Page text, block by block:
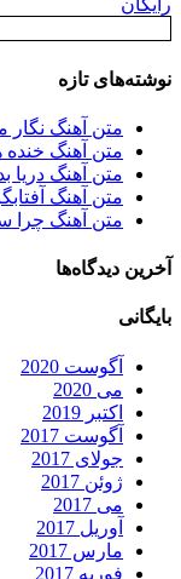
رایگان
نوشته‌های تازه
متن آهنگ نگار
متن آهنگ خنده
متن آهنگ دریا
متن آهنگ
متن آهنگ چرا
آخرین دیدگاه‌ها
بایگانی
آگوست 2020
می 2020
اکتبر 2019
آگوست 2017
جولای 2017
ژوئن 2017
می 2017
آوریل 2017
مارس 2017
فوریه 2017